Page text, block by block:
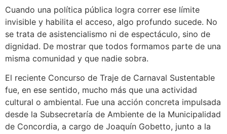
Cuando una política pública logra correr ese límite
invisible y habilita el acceso, algo profundo sucede. No
se trata de asistencialismo ni de espectáculo, sino de
dignidad. De mostrar que todos formamos parte de una
misma comunidad y que nadie sobra.
El reciente Concurso de Traje de Carnaval Sustentable
fue, en ese sentido, mucho más que una actividad
cultural o ambiental. Fue una acción concreta impulsada
desde la Subsecretaría de Ambiente de la Municipalidad
de Concordia, a cargo de Joaquín Gobetto, junto a la